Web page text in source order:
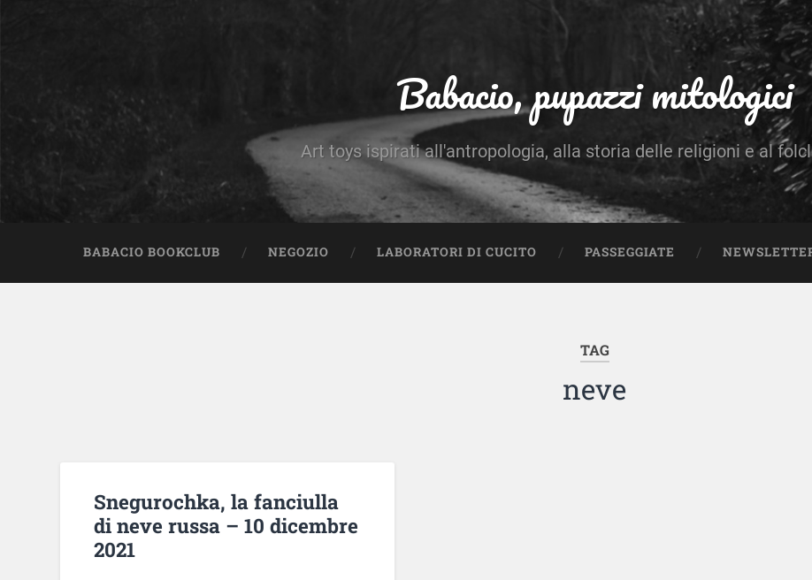
Babacio, pupazzi mitologici
Art toys ispirati all'antropologia, alla storia delle religioni e al
BABACIO BOOKCLUB NEGOZIO LABORATORI DI CUCITO PASSEGGIATE
TAG
neve
Snegurochka, la fanciulla
di neve russa – 10 dicembre
2021